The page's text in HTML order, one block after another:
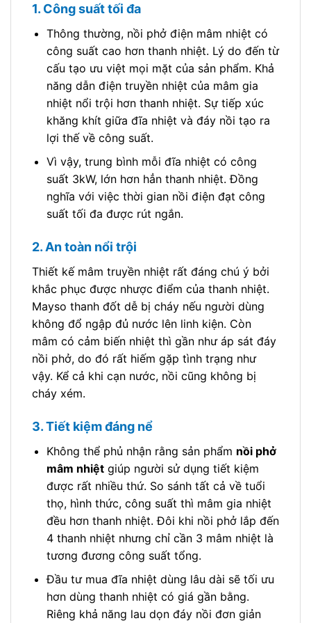
1. Công suất tối đa
Thông thường, nồi phở điện mâm nhiệt có
công suất cao hơn thanh nhiệt. Lý do đến từ
cấu tạo ưu việt mọi mặt của sản phẩm. Khả
năng dẫn điện truyền nhiệt của mâm gia
nhiệt nổi trội hơn thanh nhiệt. Sự tiếp xúc
khăng khít giữa đĩa nhiệt và đáy nồi tạo ra
lợi thế về công suất.
Vì vậy, trung bình mỗi đĩa nhiệt có công
suất 3kW, lớn hơn hẳn thanh nhiệt. Đồng
nghĩa với việc thời gian nồi điện đạt công
suất tối đa được rút ngắn.
2. An toàn nổi trội
Thiết kế mâm truyền nhiệt rất đáng chú ý bởi
khắc phục được nhược điểm của thanh nhiệt.
Mayso thanh đốt dễ bị cháy nếu người dùng
không đổ ngập đủ nước lên linh kiện. Còn
mâm có cảm biến nhiệt thì gần như áp sát đáy
nồi phở, do đó rất hiếm gặp tình trạng như
vậy. Kể cả khi cạn nước, nồi cũng không bị
cháy xém.
3. Tiết kiệm đáng nể
Không thể phủ nhận rằng sản phẩm nồi phở
mâm nhiệtgiúp người sử dụng tiết kiệm
được rất nhiều thứ. So sánh tất cả về tuổi
thọ, hình thức, công suất thì mâm gia nhiệt
đều hơn thanh nhiệt. Đôi khi nồi phở lắp đến
4 thanh nhiệt nhưng chỉ cần 3 mâm nhiệt là
tương đương công suất tổng.
Đầu tư mua đĩa nhiệt dùng lâu dài sẽ tối ưu
hơn dùng thanh nhiệt có giá gần bằng.
Riêng khả năng lau dọn đáy nồi đơn giản